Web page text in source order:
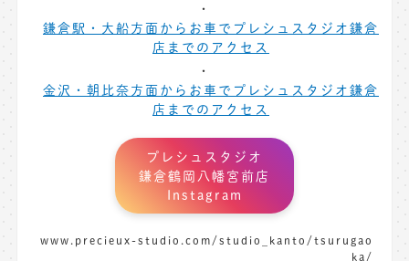
鎌倉駅・大船方面からお車でプレシュスタジオ鎌倉
店までのアクセス
金沢・朝比奈方面からお車でプレシュスタジオ鎌倉
店までのアクセス
プレシュスタジオ
鎌倉鶴岡八幡宮前店
Instagram
www.precieux-studio.com/studio_kanto/tsurugao
ka/